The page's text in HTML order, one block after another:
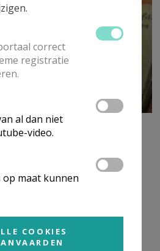
correct
registratie
al dan niet
video.
maat kunnen
COOKIES